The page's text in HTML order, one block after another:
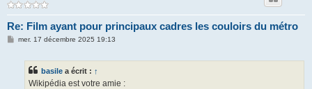
Re: Film ayant pour principaux cadres les couloirs du métro
Mmer. 17 décembre 2025 19:13
basile a écrit : ↑
Wikipédia est votre amie :